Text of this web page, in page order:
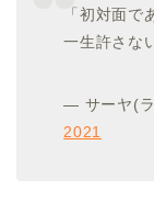
「初対面
一生許さな
— サーヤ(
2021